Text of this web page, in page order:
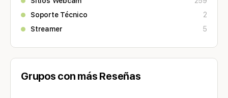
Soporte Técnico
2
Streamer
5
Grupos con más Reseñas